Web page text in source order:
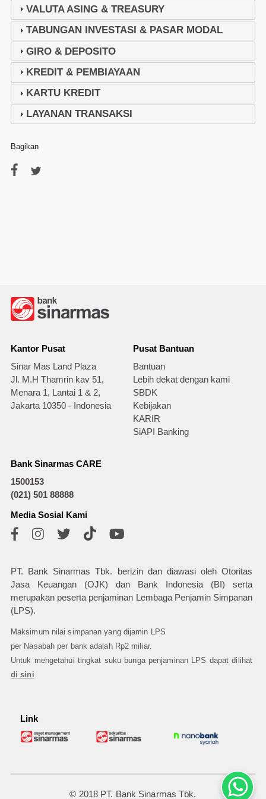
VALUTA ASING & TREASURY
TABUNGAN INVESTASI & PASAR MODAL
GIRO & DEPOSITO
KREDIT & PEMBIAYAAN
KARTU KREDIT
LAYANAN TRANSAKSI
Bagikan
Kantor Pusat
Sinar Mas Land Plaza
Jl. M.H Thamrin kav 51,
Menara 1, Lantai 1 & 2,
Jakarta 10350 - Indonesia
Pusat Bantuan
Bantuan
Lebih dekat dengan kami
SBDK
Kebijakan
KARIR
SiAPI Banking
Bank Sinarmas CARE
1500153
(021) 501 88888
Media Sosial Kami
PT. Bank Sinarmas Tbk. berizin dan diawasi oleh Otoritas
Jasa Keuangan (OJK) dan Bank Indonesia (BI) serta
merupakan peserta penjaminan Lembaga Penjamin Simpanan
(LPS).
Maksimum nilai simpanan yang dijamin LPS
per Nasabah per bank adalah Rp2 miliar.
Untuk mengetahui tingkat suku bunga penjaminan LPS dapat dilihat
di sini
Link
© 2018 PT. Bank Sinarmas Tbk.